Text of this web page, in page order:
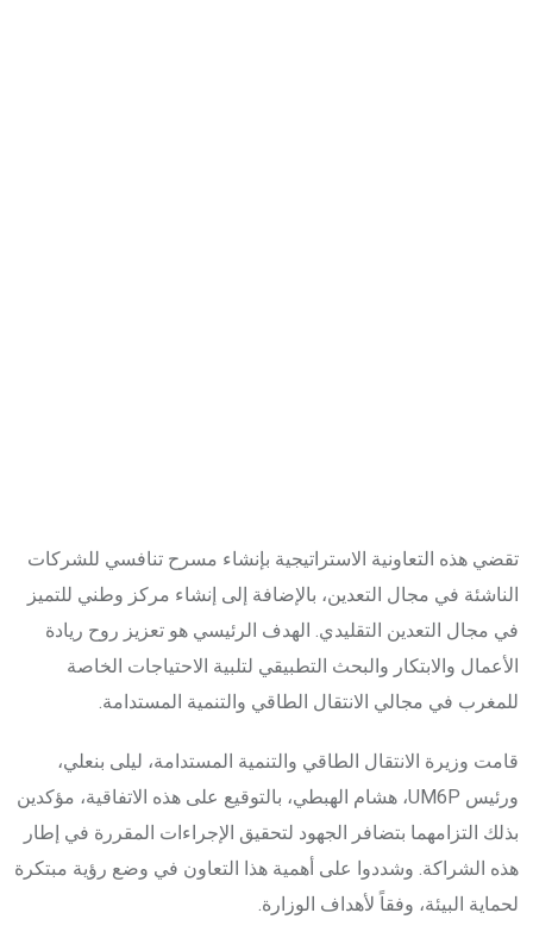
تقضي هذه التعاونية الاستراتيجية بإنشاء مسرح تنافسي للشركات
الناشئة في مجال التعدين، بالإضافة إلى إنشاء مركز وطني للتميز
في مجال التعدين التقليدي. الهدف الرئيسي هو تعزيز روح ريادة
الأعمال والابتكار والبحث التطبيقي لتلبية الاحتياجات الخاصة
للمغرب في مجالي الانتقال الطاقي والتنمية المستدامة.
قامت وزيرة الانتقال الطاقي والتنمية المستدامة، ليلى بنعلي،
ورئيس UM6P، هشام الهبطي، بالتوقيع على هذه الاتفاقية، مؤكدين
بذلك التزامهما بتضافر الجهود لتحقيق الإجراءات المقررة في إطار
هذه الشراكة. وشددوا على أهمية هذا التعاون في وضع رؤية مبتكرة
لحماية البيئة، وفقاً لأهداف الوزارة.